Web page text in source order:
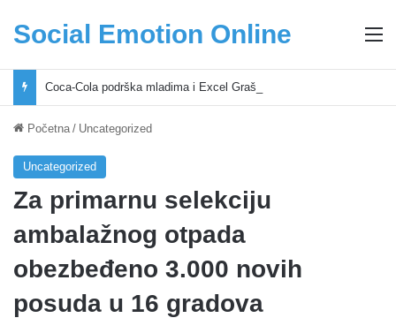
Social Emotion Online
Početna / Uncategorized
Uncategorized
Za primarnu selekciju
ambalažnog otpada
obezbeđeno 3.000 novih
posuda u 16 gradova